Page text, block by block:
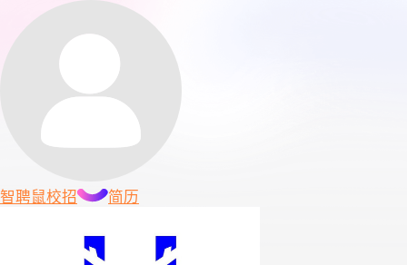
智聘鼠校招 简历